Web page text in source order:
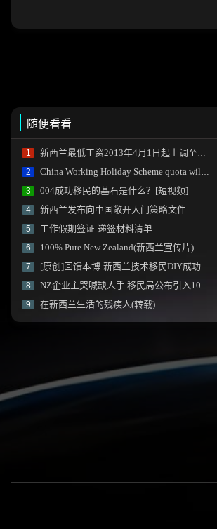
随便看看
1 新西兰最低工资2013年4月1日起上调至13.75NZD
2 China Working Holiday Scheme quota will open(2013/14 quota)
3 004成功移民的基石是什么？[短视频]
4 新西兰发布向中国敞开大门策略文件
5 工作假期签证-递签材料清单
6 100% Pure New Zealand(新西兰宣传片)
7 [原创]回馈本博-新西兰技术移民DIY成功PR
8 NZ企业主哭喊缺人手 移民局公布引入10万人定居计划
9 在新西兰生活的残疾人(转载)